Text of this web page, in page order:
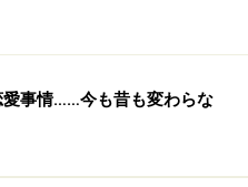
愛事情……今も昔も変わらな